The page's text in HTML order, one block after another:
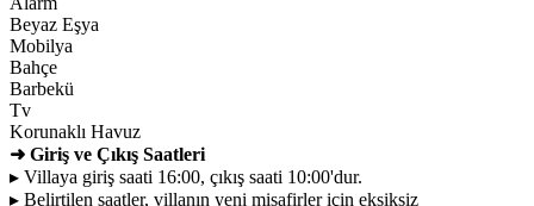
Beyaz Eşya
Mobilya
Bahçe
Barbekü
Tv
Korunaklı Havuz
➜ Giriş ve Çıkış Saatleri
▸ Villaya giriş saati 16:00, çıkış saati 10:00'dur.
▸ Belirtilen saatler, villanın yeni misafirler için eksiksiz